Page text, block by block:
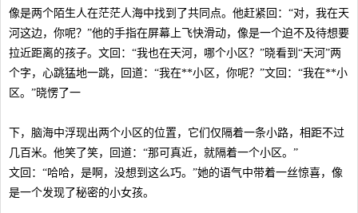
像是两个陌生人在茫茫人海中找到了共同点。他赶紧回：“对，我在天
河这边，你呢？”他的手指在屏幕上飞快滑动，像是一个迫不及待想要
拉近距离的孩子。文回：“我也在天河，哪个小区？”晓看到“天河”两
个字，心跳猛地一跳，回道：“我在**小区，你呢？”文回：“我在**小
区。”晓愣了一
下，脑海中浮现出两个小区的位置，它们仅隔着一条小路，相距不过
几百米。他笑了笑，回道：“那可真近，就隔着一个小区。”
文回：“哈哈，是啊，没想到这么巧。”她的语气中带着一丝惊喜，像
是一个发现了秘密的小女孩。